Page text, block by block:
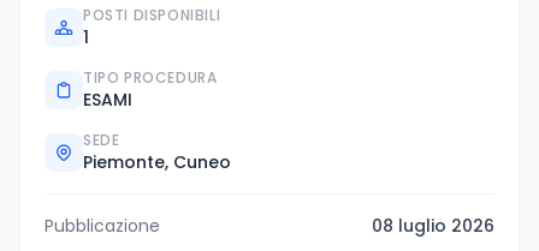
POSTI DISPONIBILI
1
TIPO PROCEDURA
ESAMI
SEDE
Piemonte, Cuneo
Pubblicazione
08 luglio 2026